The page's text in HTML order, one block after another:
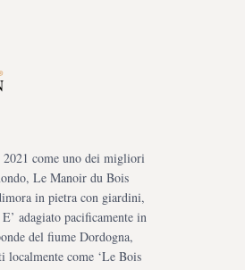
come uno dei migliori
Le Manoir du Bois
in pietra con giardini,
adagiato pacificamente in
del fiume Dordogna,
localmente come ‘Le Bois